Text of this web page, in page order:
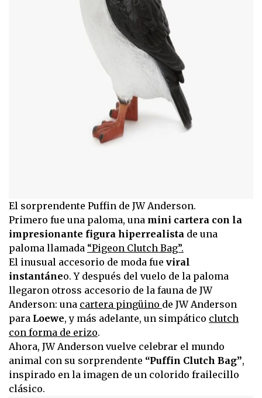
El sorprendente Puffin de JW Anderson.
Primero fue una paloma, una mini cartera con la
impresionante figura hiperrealista de una
paloma llamada “Pigeon Clutch Bag”.
El inusual accesorio de moda fue viral
instantáneo. Y después del vuelo de la paloma
llegaron otross accesorio de la fauna de JW
Anderson: una cartera pingüino de JW Anderson
para Loewe, y más adelante, un simpático clutch
con forma de erizo.
Ahora, JW Anderson vuelve celebrar el mundo
animal con su sorprendente “Puffin Clutch Bag”,
inspirado en la imagen de un colorido frailecillo
clásico.